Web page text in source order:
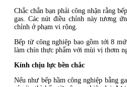
Chắc chắn bạn phải công nhận rằng
gas. Các nút điều chỉnh này tương
chỉnh ở phạm vi rộng.
Bếp từ công nghiệp bao gồm tới 8
làm chín thực phẩm với mùi vị thơm
Kính chịu lực bền chắc
Nếu như bếp hầm công nghiệp bằng